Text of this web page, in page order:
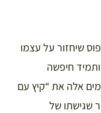
שיחזור על עצמו
חיפשה
אלה את “קיץ עם
שגישתו של